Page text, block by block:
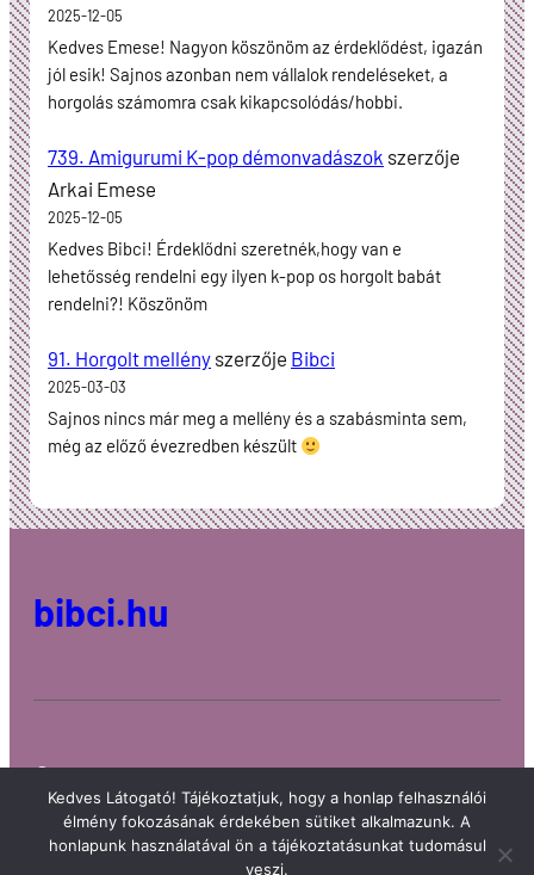
2025-12-05
Kedves Emese! Nagyon köszönöm az érdeklődést, igazán
jól esik! Sajnos azonban nem vállalok rendeléseket, a
horgolás számomra csak kikapcsolódás/hobbi.
739. Amigurumi K-pop démonvadászok szerzője
Arkai Emese
2025-12-05
Kedves Bibci! Érdeklődni szeretnék,hogy van e
lehetősség rendelni egy ilyen k-pop os horgolt babát
rendelni?! Köszönöm
91. Horgolt mellény szerzője Bibci
2025-03-03
Sajnos nincs már meg a mellény és a szabásminta sem,
még az előző évezredben készült
bibci.hu
© 2022 bibci.hu designed byCharta
powered by
Kedves Látogató! Tájékoztatjuk, hogy a honlap felhasználói
élmény fokozásának érdekében sütiket alkalmazunk. A
honlapunk használatával ön a tájékoztatásunkat tudomásul
veszi.